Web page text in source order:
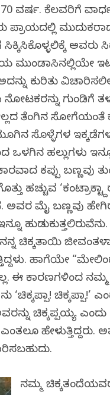
70 ವರ್ಷ. ಕೆಲವರಿಗೆ
ಪ್ರಾಯದಲ್ಲಿ
ಅವರು
ಮುಂಡಾಸಿನಲ್ಲಿಯೇ
ಕುರಿತು
ಗುಂಡಿಗೆ
ತೆಂಗಿನ ಸೋಗೆಯಂತೆ
ಸೊಳ್ಳೆಗಳ
ಒಳಗಿನ ಹಲ್ಲುಗಳು
ಕಪ್ಪು ಬಣ್ಣವು
ಹಚ್ಚುವ
ಅವರ ಮೈ ಬಣ್ಣವು
ಚಿಕ್ಕತಾಯಿ
ಹಾಗೆಯೇ
ಈ ಕಾರಣಗಳಿಂದ
‘ಚಿಕ್ಕಪ್ಪಾ!
ಚಿಕ್ಕಪ್ಪಯ್ಯ
ಹೇಳುತ್ತಿದ್ದರು.
ನಮ್ಮ